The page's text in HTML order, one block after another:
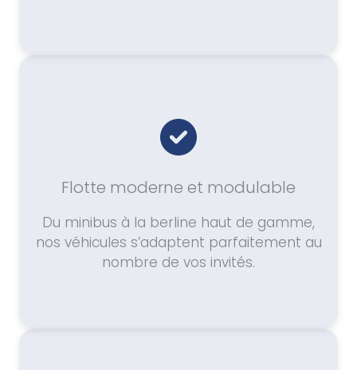
Flotte moderne et modulable
Du minibus à la berline haut de gamme,
nos véhicules s’adaptent parfaitement au
nombre de vos invités.